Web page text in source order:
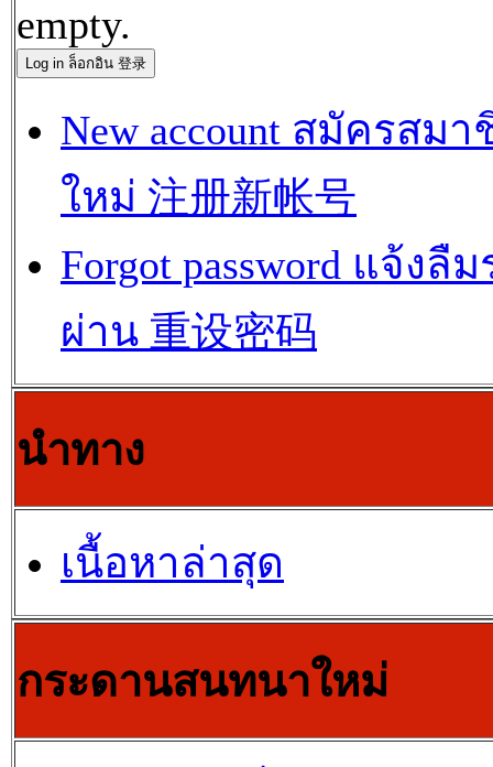
empty.
New account สมัครสมา
ใหม่ 注册新帐号
Forgot password แจ้งลื
ผ่าน 重设密码
นำทาง
เนื้อหาล่าสุด
กระดานสนทนาใหม่